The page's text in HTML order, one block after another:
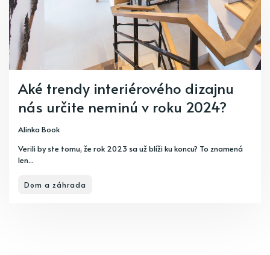
Aké trendy interiérového dizajnu
nás určite neminú v roku 2024?
Alinka Book
Verili by ste tomu, že rok 2023 sa už blíži ku koncu? To znamená
len...
Dom a záhrada